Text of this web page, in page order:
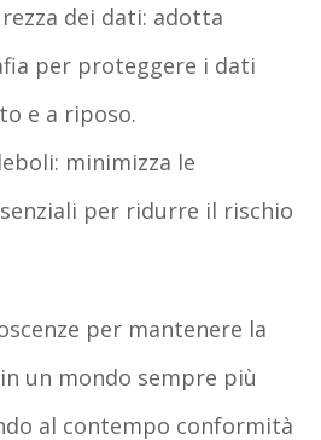
dei dati: adotta
per proteggere i dati
e a riposo.
minimizza le
per ridurre il rischio
per mantenere la
un mondo sempre più
al contempo conformità